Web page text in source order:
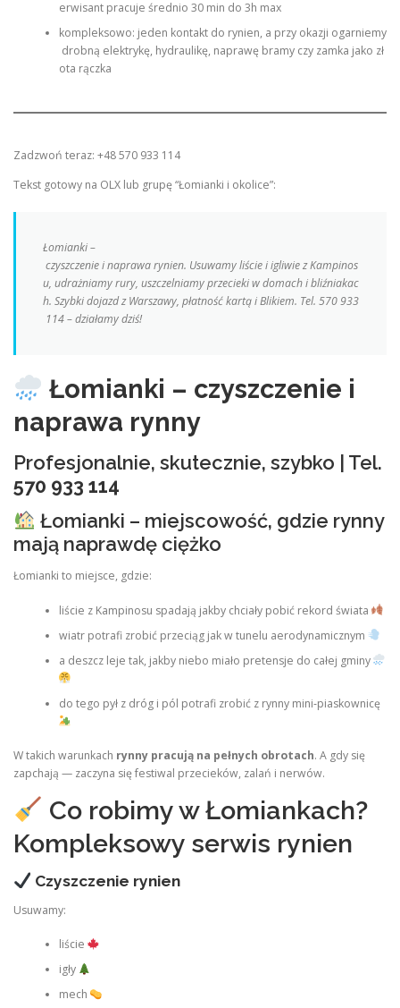
erwisant pracuje średnio 30 min do 3h max
kompleksowo: jeden kontakt do rynien, a przy okazji ogarniemy
drobną elektrykę, hydraulikę, naprawę bramy czy zamka jako zł
ota rączka
Zadzwoń teraz: +48 570 933 114
Tekst gotowy na OLX lub grupę “Łomianki i okolice”:
Łomianki –
czyszczenie i naprawa rynien. Usuwamy liście i igliwie z Kampinos
u, udrażniamy rury, uszczelniamy przecieki w domach i bliźniakac
h. Szybki dojazd z Warszawy, płatność kartą i Blikiem. Tel. 570 933
114 – działamy dziś!
Łomianki – czyszczenie i
naprawa rynny
Profesjonalnie, skutecznie, szybko | Tel.
570 933 114
Łomianki – miejscowość, gdzie rynny
mają naprawdę ciężko
Łomianki to miejsce, gdzie:
liście z Kampinosu spadają jakby chciały pobić rekord świata
wiatr potrafi zrobić przeciąg jak w tunelu aerodynamicznym
a deszcz leje tak, jakby niebo miało pretensje do całej gminy
do tego pył z dróg i pól potrafi zrobić z rynny mini‑piaskownicę
W takich warunkach rynny pracują na pełnych obrotach. A gdy się
zapchają — zaczyna się festiwal przecieków, zalań i nerwów.
Co robimy w Łomiankach?
Kompleksowy serwis rynien
Czyszczenie rynien
Usuwamy:
liście
igły
mech